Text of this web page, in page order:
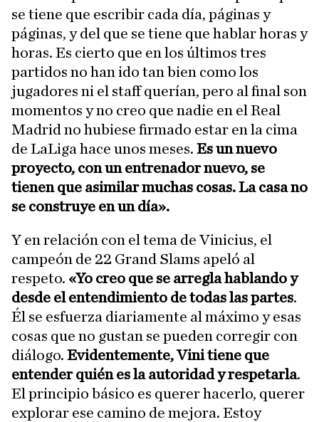
se tiene que escribir cada día, páginas y
páginas, y del que se tiene que hablar horas y
horas. Es cierto que en los últimos tres
partidos no han ido tan bien como los
jugadores ni el staff querían, pero al final son
momentos y no creo que nadie en el Real
Madrid no hubiese firmado estar en la cima
de LaLiga hace unos meses. Es un nuevo
proyecto, con un entrenador nuevo, se
tienen que asimilar muchas cosas. La casa no
se construye en un día».
Y en relación con el tema de Vinicius, el
campeón de 22 Grand Slams apeló al
respeto. «Yo creo que se arregla hablando y
desde el entendimiento de todas las partes.
Él se esfuerza diariamente al máximo y esas
cosas que no gustan se pueden corregir con
diálogo. Evidentemente, Vini tiene que
entender quién es la autoridad y respetarla.
El principio básico es querer hacerlo, querer
explorar ese camino de mejora. Estoy